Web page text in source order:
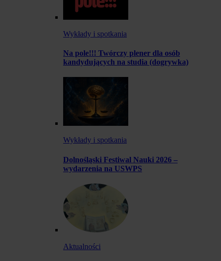
Wykłady i spotkania
Na pole!!! Twórczy plener dla osób
kandydujących na studia (dogrywka)
Wykłady i spotkania
Dolnośląski Festiwal Nauki 2026 –
wydarzenia na USWPS
Aktualności